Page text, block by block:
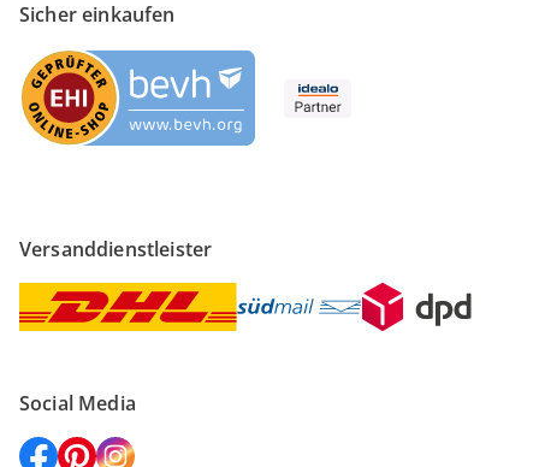
Sicher einkaufen
Versanddienstleister
Social Media